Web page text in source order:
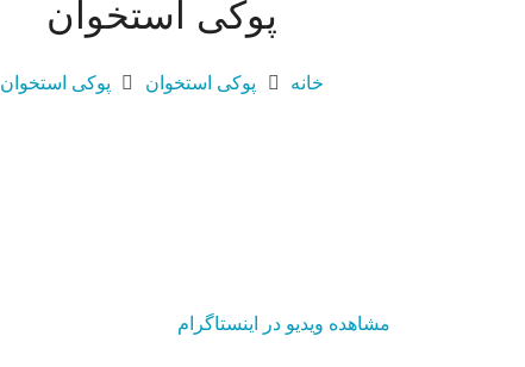
پوکی استخوان
خانه پوکی استخوان پوکی استخوان
مشاهده ویدیو در اینستاگرام